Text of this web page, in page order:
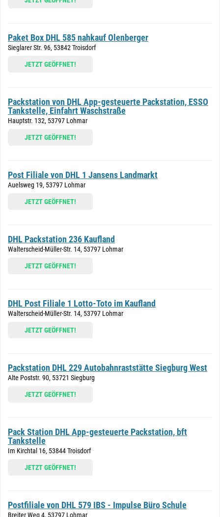
Paket Box DHL 585 nahkauf Olenberger
Sieglarer Str. 96, 53842 Troisdorf
JETZT GEÖFFNET!
Packstation von DHL App-gesteuerte Packstation, ESSO
Tankstelle, Einfahrt Waschstraße
Hauptstr. 132, 53797 Lohmar
JETZT GEÖFFNET!
Post Filiale von DHL 1 Jansens Landmarkt
Auelsweg 19, 53797 Lohmar
JETZT GEÖFFNET!
DHL Packstation 236 Kaufland
Walterscheid-Müller-Str. 14, 53797 Lohmar
JETZT GEÖFFNET!
DHL Post Filiale 1 Lotto-Toto im Kaufland
Walterscheid-Müller-Str. 14, 53797 Lohmar
JETZT GEÖFFNET!
Packstation DHL 229 Autobahnraststätte Siegburg West
Alte Poststr. 90, 53721 Siegburg
JETZT GEÖFFNET!
Pack Station DHL App-gesteuerte Packstation, bft
Tankstelle
Im Kirchtal 16, 53844 Troisdorf
JETZT GEÖFFNET!
Postfiliale von DHL 579 IBS - Impulse Büro Schule
Breiter Weg 4, 53797 Lohmar